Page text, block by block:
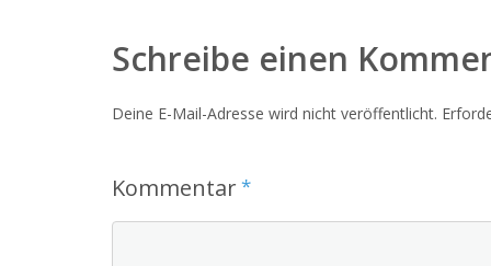
Schreibe einen
Deine E-Mail-Adresse wird nicht veröffentlicht.
Kommentar*